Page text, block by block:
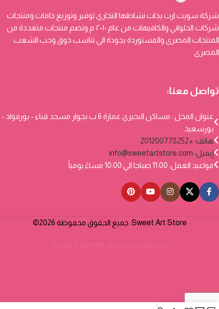
شركة سويت ارت بدات نشاطها التجاري توفير وتوزيع خامات ومنتجات
شركات الحلواني والكافيهات من عام ٢٠١٠ م وتضم منتجات متعددة من
المنتجات المصرى والمستوردة بجودة الي تناسب ذوق وحب الشعب
المصرى
تواصل معنا:
عنوان المحل : مساكن البحيري عمارة 6 ب بجوار مسجد قباء - بورفواد -
بورسعيد
هاتف: +201200778252
إيميل: info@sweetartstore.com
مواعيد العمل: 11:00 صباحا الي 10:00 مساءً يومياً
Sweet Art Store. جميع الحقوق محفوظة 2026©